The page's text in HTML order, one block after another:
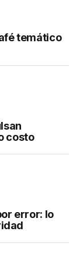
temático
costo
error: lo